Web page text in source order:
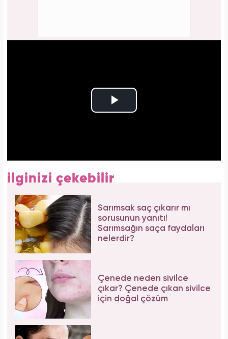
ilginizi çekebilir
Sarımsak saç çıkarır mı
sorusunun yanıtı!
Sarımsağın saça faydaları
nelerdir?
Çenede neden sivilce
çıkar? Çenede çıkan sivilce
için doğal çözüm